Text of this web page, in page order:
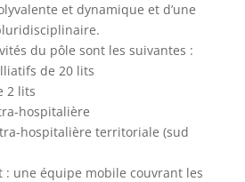
et dynamique et d’une
du pôle sont les suivantes :
de 20 lits
2 lits
hospitalière
hospitalière territoriale (sud
: une équipe mobile couvrant les